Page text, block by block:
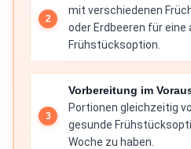
mit verschiedenen
oder Erdbeeren für
Frühstücksoption.
Vorbereitung im
Portionen gleichzeitig
gesunde
Woche zu haben.